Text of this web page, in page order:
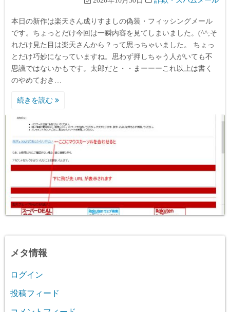
本日の新作は楽天さん成りすましの偽装・フィッシングメール
です。ちょっとだけ今回は一瞬内容を見てしまいました。(^^;そ
れだけ見た目は楽天さんから？って思っちゃいました。 ちょっ
とだけ巧妙になっていますね。思わず押しちゃう人がいても不
思議ではないかもです。太郎だと・・まーーーこれ以上は書く
のやめておき…
続きを読む
メタ情報
ログイン
投稿フィード